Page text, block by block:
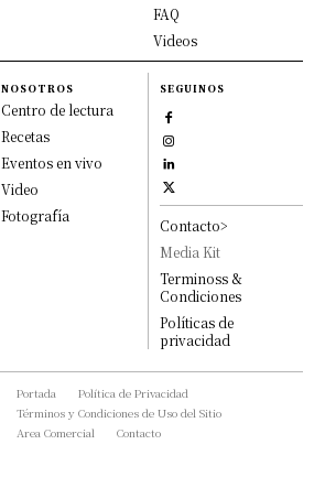
FAQ
Videos
NOSOTROS
Centro de lectura
Recetas
Eventos en vivo
Video
Fotografía
SEGUINOS
Contacto>
Media Kit
Terminoss &
Condiciones
Políticas de
privacidad
Portada
Política de Privacidad
Términos y Condiciones de Uso del Sitio
Area Comercial
Contacto